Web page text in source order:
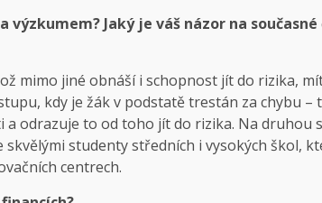
Jaký je váš názor na současné
mimo jiné obnáší i schopnost jít do rizika,
kdy je žák v podstatě trestán za chybu –
odrazuje to od toho jít do rizika. Na druhou
skvělými studenty středních i vysokých škol,
centrech.